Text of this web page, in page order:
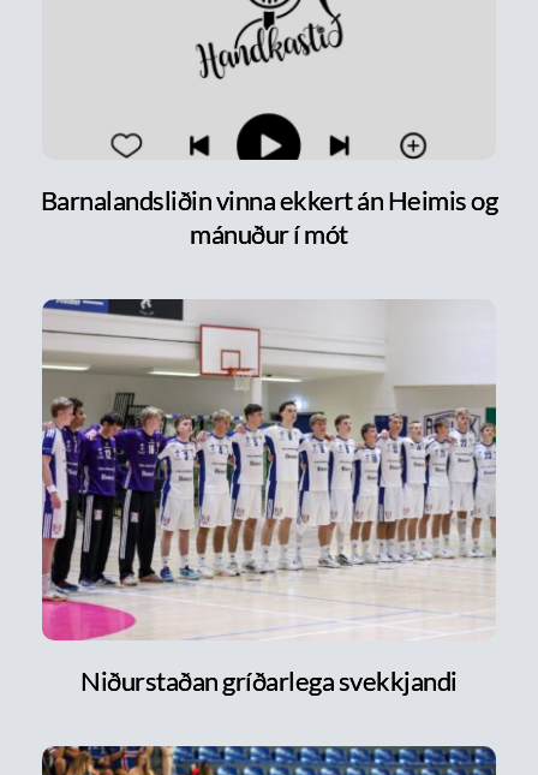
Barnalandsliðin vinna ekkert án Heimis og
mánuður í mót
Niðurstaðan gríðarlega svekkjandi